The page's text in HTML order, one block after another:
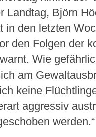
Landtag, Björn
in den letzten
den Folgen der
Wie
am
keine
aggressiv
werden.“